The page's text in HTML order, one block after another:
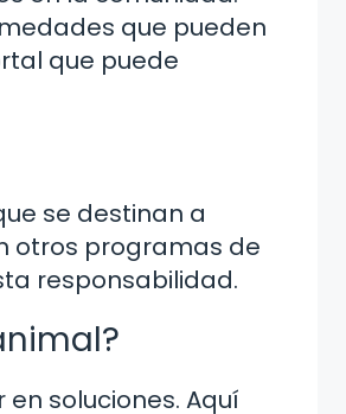
que pueden
que puede
se destinan a
otros programas de
responsabilidad.
soluciones. Aquí